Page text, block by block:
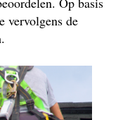
vervolgens de